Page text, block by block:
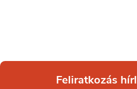
Feliratkozás